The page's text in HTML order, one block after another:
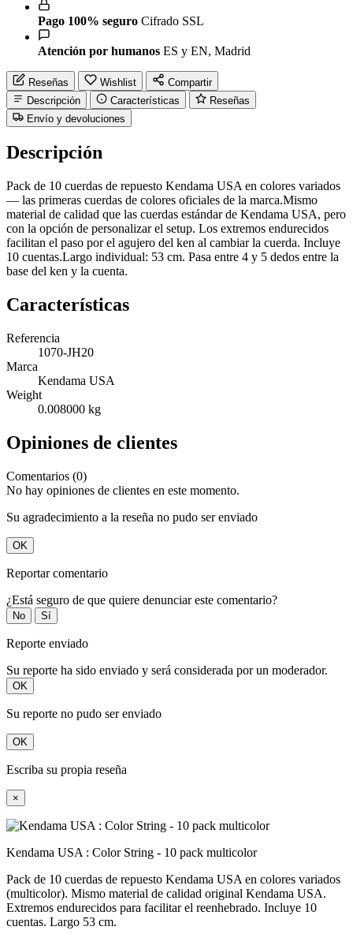
Pago 100% seguro Cifrado SSL
Atención por humanos ES y EN, Madrid
Reseñas Wishlist
Compartir
Descripción
Características
Reseñas
Envío y devoluciones
Descripción
Pack de 10 cuerdas de repuesto Kendama USA en colores variados
— las primeras cuerdas de colores oficiales de la marca.Mismo
material de calidad que las cuerdas estándar de Kendama USA, pero
con la opción de personalizar el setup. Los extremos endurecidos
facilitan el paso por el agujero del ken al cambiar la cuerda. Incluye
10 cuentas.Largo individual: 53 cm. Pasa entre 4 y 5 dedos entre la
base del ken y la cuenta.
Características
Referencia
1070-JH20
Marca
Kendama USA
Weight
0.008000 kg
Opiniones de clientes
Comentarios (0)
No hay opiniones de clientes en este momento.
Su agradecimiento a la reseña no pudo ser enviado
OK
Reportar comentario
¿Está seguro de que quiere denunciar este comentario?
No Sí
Reporte enviado
Su reporte ha sido enviado y será considerada por un moderador.
OK
Su reporte no pudo ser enviado
OK
Escriba su propia reseña
×
Kendama USA : Color String - 10 pack multicolor
Pack de 10 cuerdas de repuesto Kendama USA en colores variados
(multicolor). Mismo material de calidad original Kendama USA.
Extremos endurecidos para facilitar el reenhebrado. Incluye 10
cuentas. Largo 53 cm.